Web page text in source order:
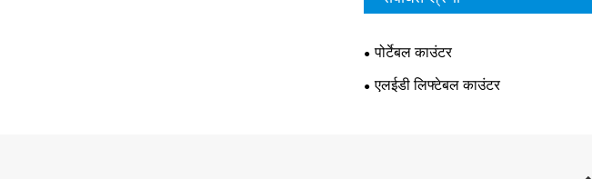
पोर्टेबल काउंटर
एलईडी लिफ्टेबल काउंटर